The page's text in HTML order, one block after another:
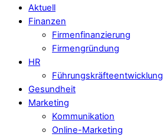
Aktuell
Finanzen
Firmenfinanzierung
Firmengründung
HR
Führungskräfteentwicklung
Gesundheit
Marketing
Kommunikation
Online-Marketing